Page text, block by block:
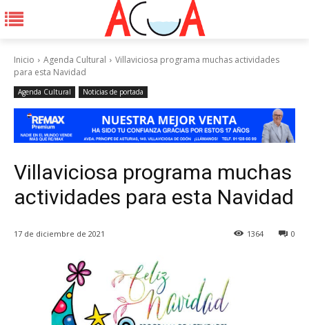
Inicio Agenda Cultural
Villaviciosa programa muchas actividades
para esta Navidad
Agenda Cultural Noticias de portada
Villaviciosa programa muchas
actividades para esta Navidad
17 de diciembre de 2021 0
1364